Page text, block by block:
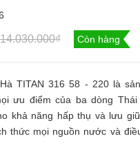
14.030.000₫ Còn hàng
TITAN 316 58 - 220 là
ưu điểm của ba dòng Thái
khả năng hấp thụ và lưu
thức mọi nguồn nước và